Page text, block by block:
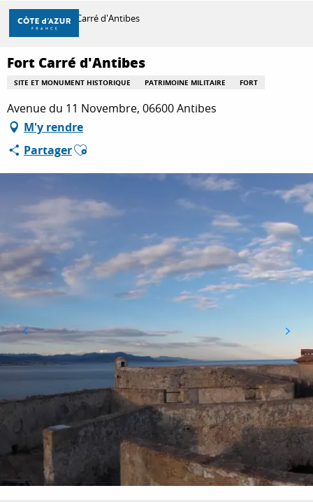
Aller
contenu
principal
DÉCOUVRIR
À FAIRE
SÉJOURNER
Accueil Fort Carré d'Antibes
Fort Carré d'Antibes
SITE ET MONUMENT HISTORIQUE PATRIMOINE MILITAIRE FORT
Avenue du 11 Novembre, 06600 Antibes
M'y rendre
PartagerAjouter aux favoris